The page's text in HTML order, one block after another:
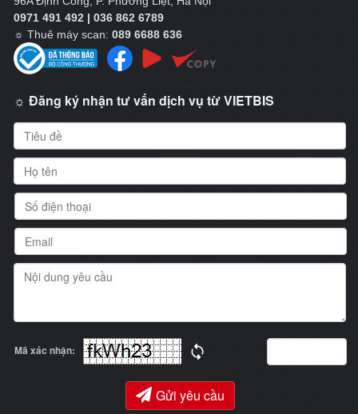
0971 491 492 | 036 862 6789
☼ Thuê máy scan: 089 6688 636
☼ Đăng ký nhận tư vấn dịch vụ từ VIETBIS
Mã xác nhận:
Gửi yêu cầu